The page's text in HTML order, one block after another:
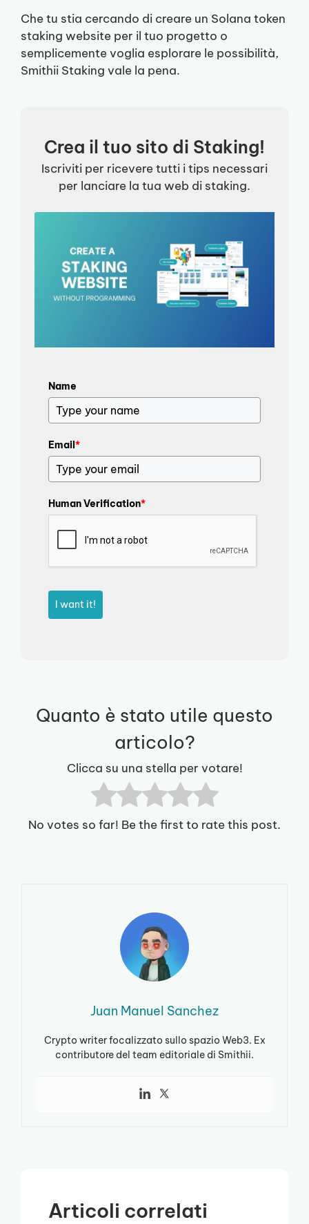
Che tu stia cercando di creare un Solana token
staking website per il tuo progetto o
semplicemente voglia esplorare le possibilità,
Smithii Staking vale la pena.
Crea il tuo sito di Staking!
Iscriviti per ricevere tutti i tips necessari
per lanciare la tua web di staking.
Name
Email*
Human Verification*
I want it!
Quanto è stato utile questo
articolo?
Clicca su una stella per votare!
No votes so far! Be the first to rate this post.
Juan Manuel Sanchez
Crypto writer focalizzato sullo spazio Web3. Ex
contributore del team editoriale di Smithii.
Articoli correlati